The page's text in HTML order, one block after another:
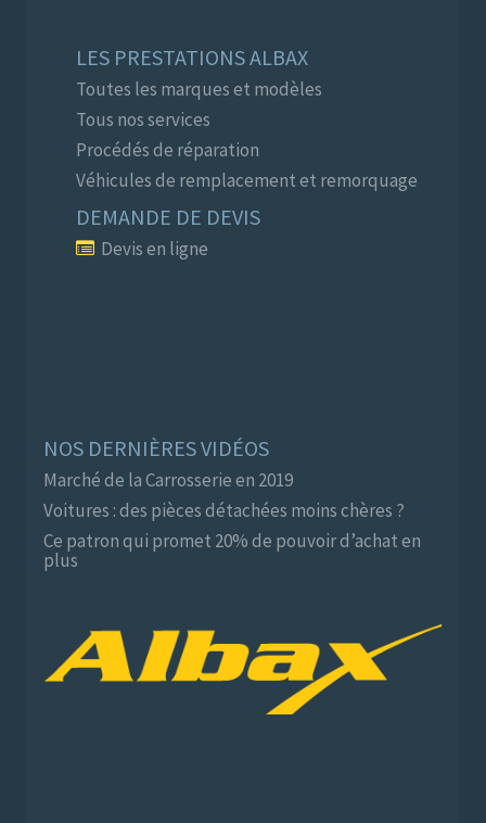
LES PRESTATIONS ALBAX
Toutes les marques et modèles
Tous nos services
Procédés de réparation
Véhicules de remplacement et remorquage
DEMANDE DE DEVIS
Devis en ligne
NOS DERNIÈRES VIDÉOS
Marché de la Carrosserie en 2019
Voitures : des pièces détachées moins chères ?
Ce patron qui promet 20% de pouvoir d’achat en
plus